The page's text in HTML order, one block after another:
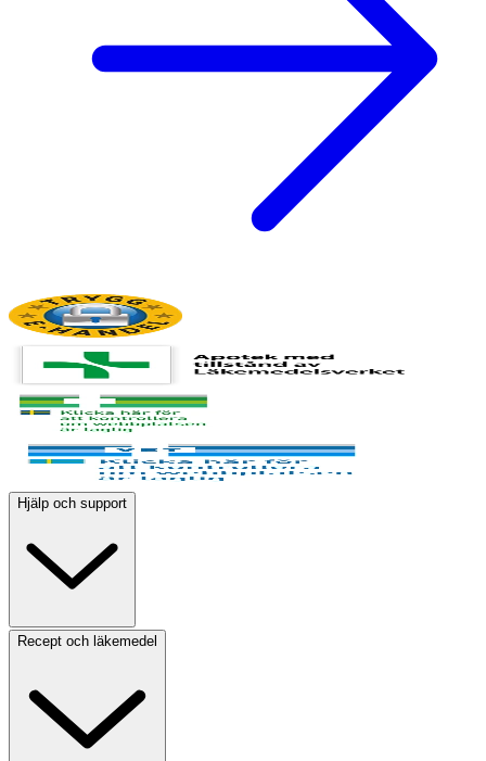
Hjälp och support
Recept och läkemedel